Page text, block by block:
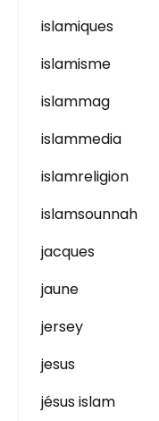
islamiques
islamisme
islammag
islammedia
islamreligion
islamsounnah
jacques
jaune
jersey
jesus
jésus islam